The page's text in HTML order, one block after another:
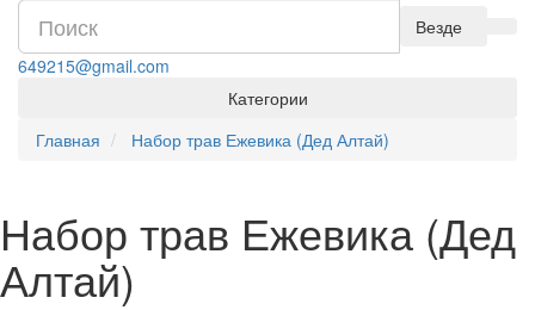
Везде
649215@gmail.com
Категории
Главная
Набор трав Ежевика (Дед Алтай)
Набор трав Ежевика (Дед
Алтай)